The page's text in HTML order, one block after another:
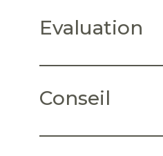
Evaluation
Conseil